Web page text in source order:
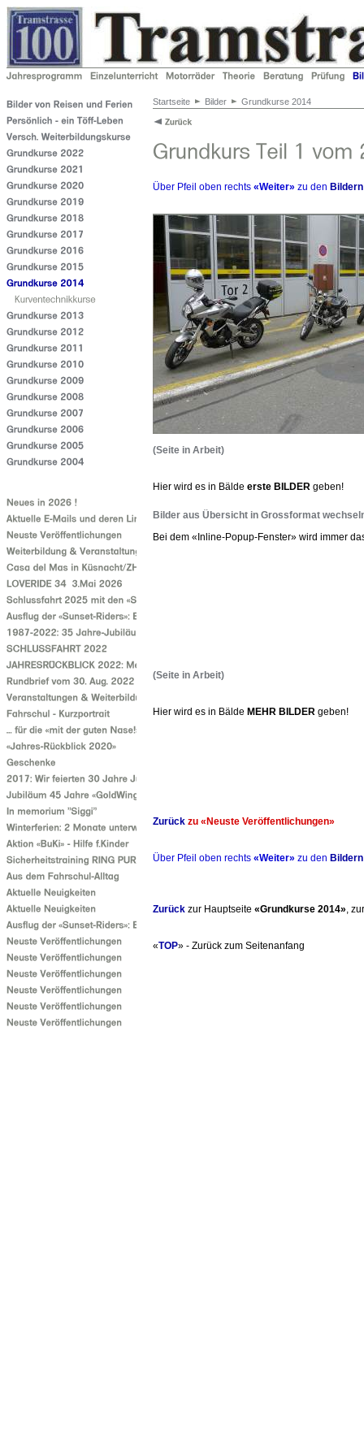
Startseite Bilder Grundkurse 2014
Über Pfeil oben rechts «Weiter» zu den Bildern
(Seite in Arbeit)
Hier wird es in Bälde erste BILDER geben!
Bilder aus Übersicht in Grossformat
Bei dem «Inline-Popup-Fenster» wird immer
(Seite in Arbeit)
Hier wird es in Bälde MEHR BILDER geben!
Zurück zu «Neuste Veröffentlichungen»
Über Pfeil oben rechts «Weiter» zu den Bildern
Zurück zur Hauptseite «Grundkurse 2014» ,
«TOP» - Zurück zum Seitenanfang